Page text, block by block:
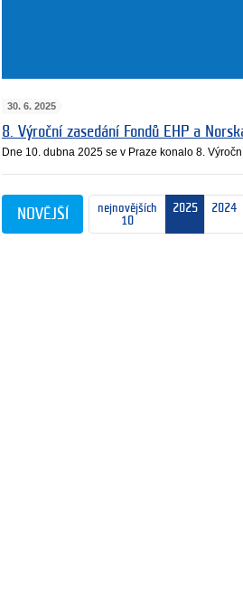
30. 6. 2025
8. Výroční zasedání Fondů EHP a
Dne 10. dubna 2025 se v Praze konalo 8.
nejnovějších
10
2025 2024
NOVĚJŠÍ